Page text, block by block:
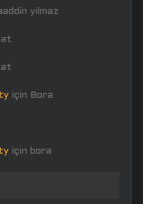
yılmaz
için Bora
için bora